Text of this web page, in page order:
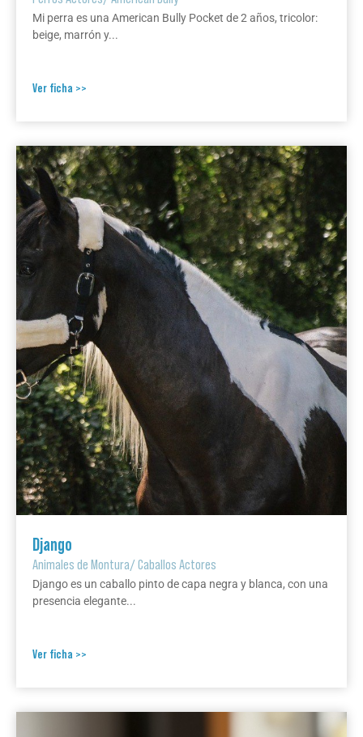
Mi perra es una American Bully Pocket de 2 años, tricolor:
beige, marrón y...
Ver ficha >>
Django
Animales de Montura/Caballos Actores
Django es un caballo pinto de capa negra y blanca, con una
presencia elegante...
Ver ficha >>